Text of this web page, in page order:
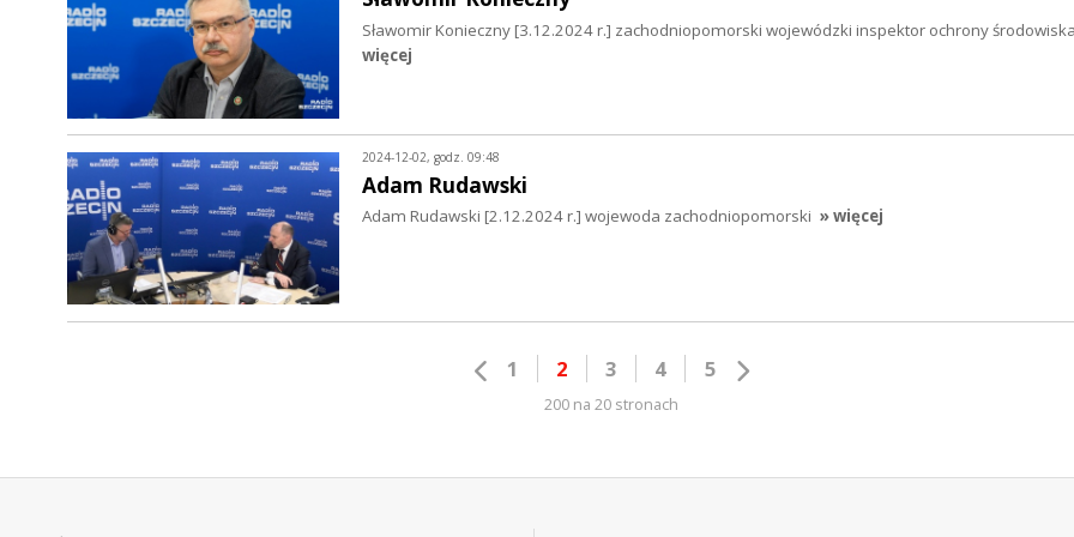
Sławomir Konieczny [3.12.2024 r.] zachodniopomorski wojewódzki inspektor ochrony
więcej
2024-12-02, godz. 09:48
Adam Rudawski
Adam Rudawski [2.12.2024 r.] wojewoda zachodniopomorski » więcej
1 2 3 4 5
200 na 20 stronach